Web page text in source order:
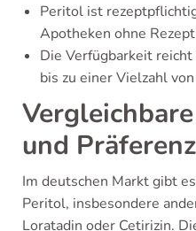
Peritol ist
Apotheken ohne
Die Verfügbarkeit
bis zu einer Vielzahl
und
Im deutschen Markt gibt
Peritol, insbesondere
Loratadin oder Cetirizin.